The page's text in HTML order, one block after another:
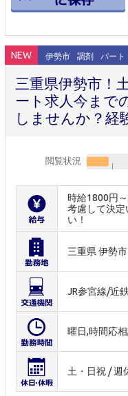
NEW 伊勢市 調剤 パート
三重県伊勢市！
ート求人今まで
しませんか？
閲覧状況
時給1800円
考慮して決定
い！
三重県 伊勢市
JR参宮線/近
曜日,時間応
土・日祝 / 週